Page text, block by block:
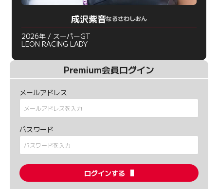
成沢紫音なるさわしおん
2026年 / スーパーGT
LEON RACING LADY
Premium会員ログイン
メールアドレス
パスワード
ログインする